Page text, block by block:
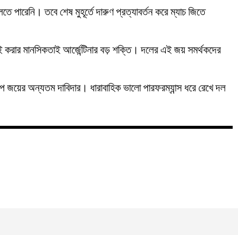
পারেনি। তবে শেষ মুহূর্তে দারুণ প্রত্যাবর্তন করে ম্যাচ জিতে
মানসিকতাই আর্জেন্টিনার বড় শক্তি। দলের এই জয় সমর্থকদের
জয়ের অন্যতম দাবিদার। ধারাবাহিক ভালো পারফরম্যান্স ধরে রেখে দল